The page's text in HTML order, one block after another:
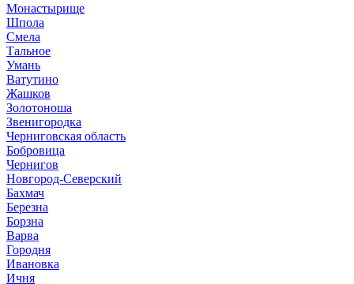
Монастырище
Шпола
Смела
Тальное
Умань
Ватутино
Жашков
Золотоноша
Звенигородка
Черниговская область
Бобровица
Чернигов
Новгород-Северский
Бахмач
Березна
Борзна
Варва
Городня
Ивановка
Ичня